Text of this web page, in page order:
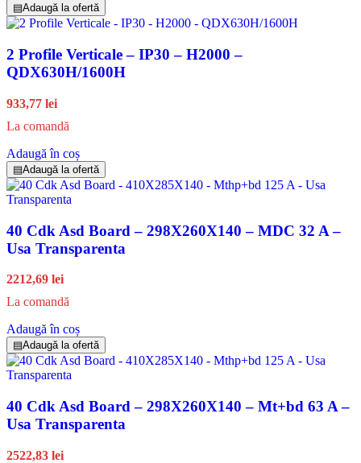
▤Adaugă la ofertă
2 Profile Verticale – IP30 – H2000 –
QDX630H/1600H
933,77 lei
La comandă
Adaugă în coș
▤Adaugă la ofertă
40 Cdk Asd Board – 298X260X140 – MDC 32 A –
Usa Transparenta
2212,69 lei
La comandă
Adaugă în coș
▤Adaugă la ofertă
40 Cdk Asd Board – 298X260X140 – Mt+bd 63 A –
Usa Transparenta
2522,83 lei